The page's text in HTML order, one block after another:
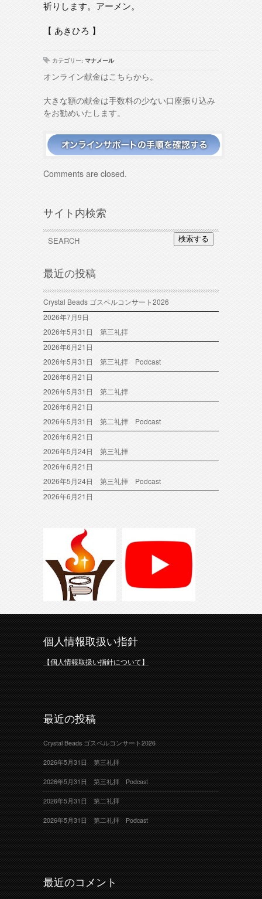
祈りします。アーメン。
【 あきひろ 】
カテゴリー: マナメール
オンライン献金はこちらから。
大きな額の献金は手数料の少ない口座振り込み
をお勧めいたします。
Comments are closed.
サイト内検索
検索する
最近の投稿
Crystal Beads ゴスペルコンサート2026
2026年7月9日
2026年5月31日 第三礼拝
2026年6月21日
2026年5月31日 第三礼拝 Podcast
2026年6月21日
2026年5月31日 第二礼拝
2026年6月21日
2026年5月31日 第二礼拝 Podcast
2026年6月21日
2026年5月24日 第三礼拝
2026年6月21日
2026年5月24日 第三礼拝 Podcast
2026年6月21日
個人情報取扱い指針
【個人情報取扱い指針について】
最近の投稿
Crystal Beads ゴスペルコンサート2026
2026年5月31日 第三礼拝
2026年5月31日 第三礼拝 Podcast
2026年5月31日 第二礼拝
2026年5月31日 第二礼拝 Podcast
最近のコメント